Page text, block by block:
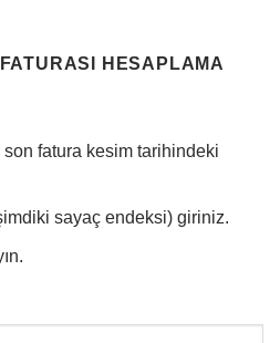
HESAPLAMA
son fatura kesim tarihindeki
sayaç endeksi) giriniz.